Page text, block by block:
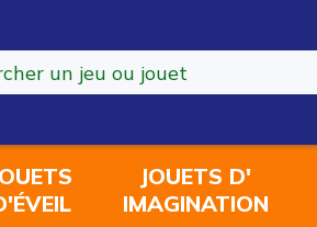
JOUETS D'
IMAGINATION